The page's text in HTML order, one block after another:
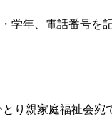
学年、電話番号を
り親家庭福祉会宛